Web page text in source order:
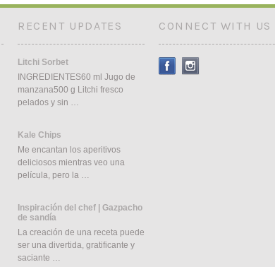
RECENT UPDATES
Litchi Sorbet
INGREDIENTES60 ml Jugo de
manzana500 g Litchi fresco
pelados y sin …
Kale Chips
Me encantan los aperitivos
deliciosos mientras veo una
película, pero la …
Inspiración del chef | Gazpacho
de sandía
La creación de una receta puede
ser una divertida, gratificante y
saciante …
CONNECT WITH US